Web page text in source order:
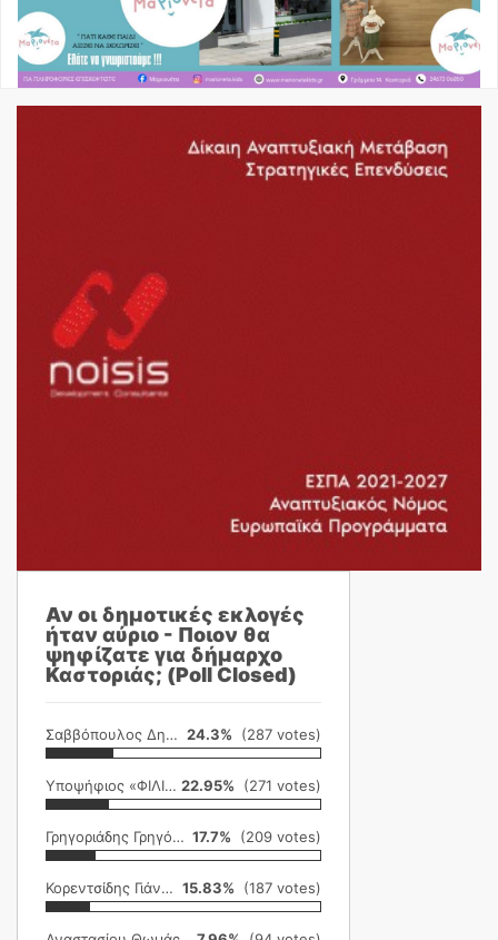
Αν οι δημοτικές εκλογές
ήταν αύριο - Ποιον θα
ψηφίζατε για δήμαρχο
Καστοριάς; (Poll Closed)
Σαββόπουλος Δημήτρης 24.3% (287 votes)
Υποψήφιος «ΦΙΛΙΚΗ ΕΤΑΙΡΕΙΑ» 22.95% (271 votes)
Γρηγοριάδης Γρηγόρης 17.7% (209 votes)
Κορεντσίδης Γιάννης 15.83% (187 votes)